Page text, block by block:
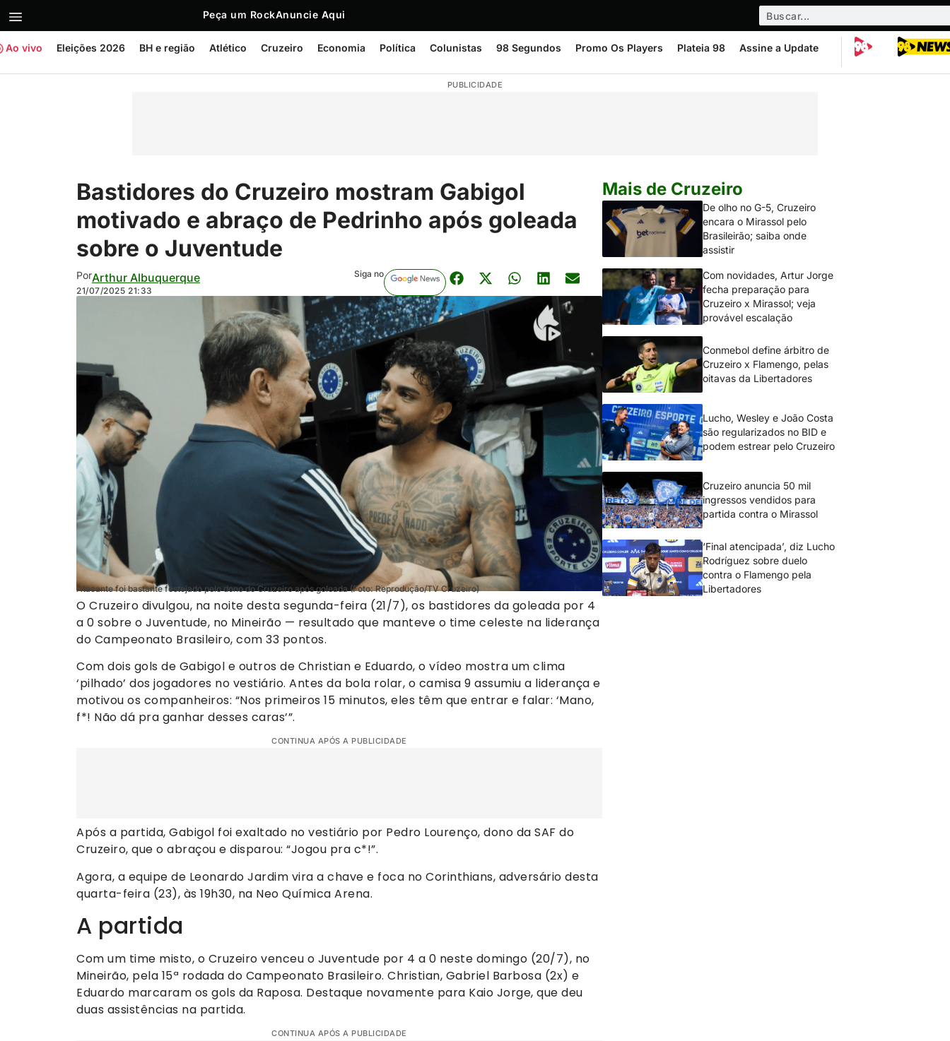
Peça um RockAnuncie Aqui
Ao vivo Eleições 2026 BH e região Atlético Cruzeiro Economia Política Colunistas 98 Segundos Promo Os Players Plateia 98 Assine a Update
PUBLICIDADE
Bastidores do Cruzeiro mostram Gabigol
motivado e abraço de Pedrinho após goleada
sobre o Juventude
PorArthur Albuquerque
21/07/2025 21:33
Siga no
Atacante foi bastante festejado pelo dono do Cruzeiro após goleada (Foto: Reprodução/TV Cruzeiro)
O Cruzeiro divulgou, na noite desta segunda-feira (21/7), os bastidores da goleada por 4
a 0 sobre o Juventude, no Mineirão — resultado que manteve o time celeste na liderança
do Campeonato Brasileiro, com 33 pontos.
Com dois gols de Gabigol e outros de Christian e Eduardo, o vídeo mostra um clima
‘pilhado’ dos jogadores no vestiário. Antes da bola rolar, o camisa 9 assumiu a liderança e
motivou os companheiros: “Nos primeiros 15 minutos, eles têm que entrar e falar: ‘Mano,
f*! Não dá pra ganhar desses caras’”.
CONTINUA APÓS A PUBLICIDADE
Após a partida, Gabigol foi exaltado no vestiário por Pedro Lourenço, dono da SAF do
Cruzeiro, que o abraçou e disparou: “Jogou pra c*!”.
Agora, a equipe de Leonardo Jardim vira a chave e foca no Corinthians, adversário desta
quarta-feira (23), às 19h30, na Neo Química Arena.
A partida
Com um time misto, o Cruzeiro venceu o Juventude por 4 a 0 neste domingo (20/7), no
Mineirão, pela 15ª rodada do Campeonato Brasileiro. Christian, Gabriel Barbosa (2x) e
Eduardo marcaram os gols da Raposa. Destaque novamente para Kaio Jorge, que deu
duas assistências na partida.
CONTINUA APÓS A PUBLICIDADE
Mais de Cruzeiro
De olho no G-5, Cruzeiro
encara o Mirassol pelo
Brasileirão; saiba onde
assistir
Com novidades, Artur Jorge
fecha preparação para
Cruzeiro x Mirassol; veja
provável escalação
Conmebol define árbitro de
Cruzeiro x Flamengo, pelas
oitavas da Libertadores
Lucho, Wesley e João Costa
são regularizados no BID e
podem estrear pelo Cruzeiro
Cruzeiro anuncia 50 mil
ingressos vendidos para
partida contra o Mirassol
‘Final atencipada’, diz Lucho
Rodríguez sobre duelo
contra o Flamengo pela
Libertadores